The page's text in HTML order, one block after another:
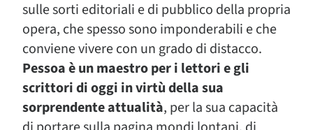
sulle sorti editoriali e di pubblico della propria
opera, che spesso sono imponderabili e che
conviene vivere con un grado di distacco.
Pessoa è un maestro per i lettori e gli
scrittori di oggi in virtù della sua
sorprendente attualità, per la sua capacità